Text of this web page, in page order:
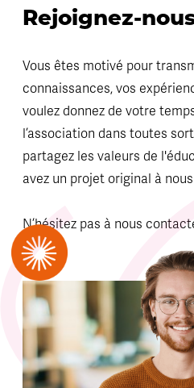
Rejoignez-
Vous êtes motivé pour
connaissances, vos
voulez donnez de votre
l’association dans toutes
partagez les valeurs de
avez un projet original à
N’hésitez pas à nous